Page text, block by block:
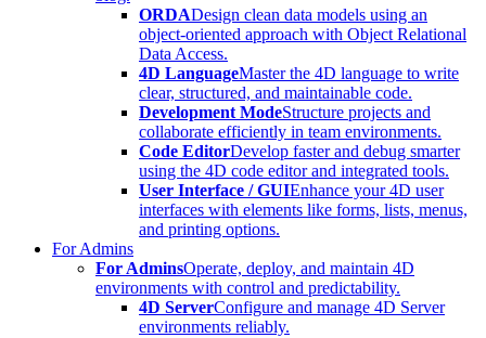
ORDADesign clean data models using an
object-oriented approach with Object Relational
Data Access.
4D LanguageMaster the 4D language to write
clear, structured, and maintainable code.
Development ModeStructure projects and
collaborate efficiently in team environments.
Code EditorDevelop faster and debug smarter
using the 4D code editor and integrated tools.
User Interface / GUIEnhance your 4D user
interfaces with elements like forms, lists, menus,
and printing options.
For Admins
For AdminsOperate, deploy, and maintain 4D
environments with control and predictability.
4D ServerConfigure and manage 4D Server
environments reliably.